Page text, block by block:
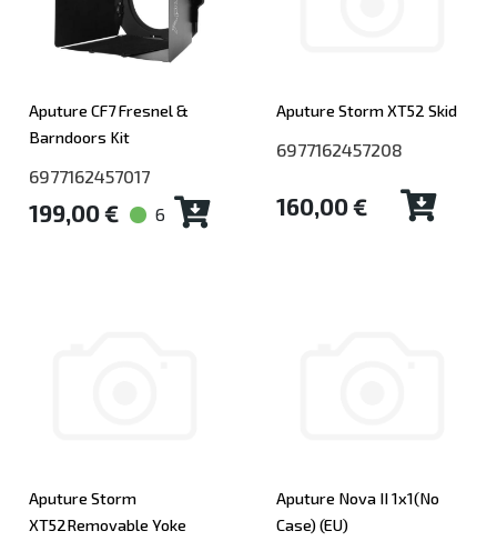
Aputure CF7 Fresnel &
Barndoors Kit
6977162457017
199,00 € 6
Aputure Storm XT52 Skid
6977162457208
160,00 €
Aputure Storm
XT52Removable Yoke
Aputure Nova II 1x1(No
Case) (EU)